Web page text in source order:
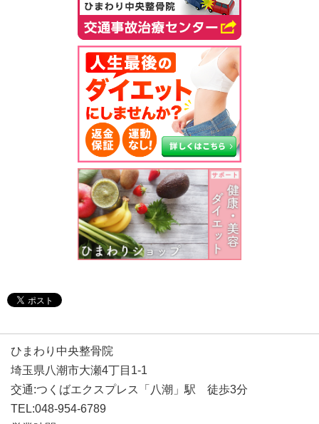
ひまわり中央整骨院
埼玉県八潮市大瀬4丁目1-1
交通:つくばエクスプレス「八潮」駅 徒歩3分
TEL:048-954-6789